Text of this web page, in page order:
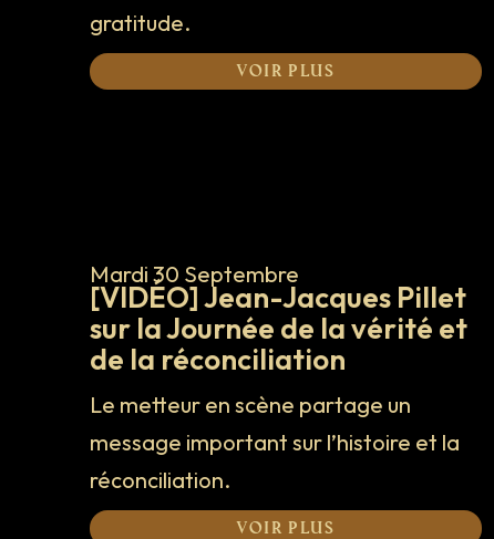
gratitude.
Voir plus
Mardi 30 Septembre
[VIDÉO] Jean-Jacques Pillet
sur la Journée de la vérité et
de la réconciliation
Le metteur en scène partage un
message important sur l’histoire et la
réconciliation.
Voir plus